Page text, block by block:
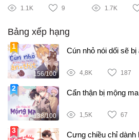
1.1K 9 1.7K
Bảng xếp hạng
156/100
Cún nhỏ nói dối sẽ bị
4,8K 187
138/100
Cẩn thận bị mộng
1,5K 67
Cưng chiều chỉ dành